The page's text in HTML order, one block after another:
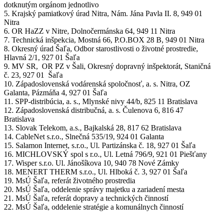
dotknutým orgánom jednotlivo
5. Krajský pamiatkový úrad Nitra, Nám. Jána Pavla II. 8, 949 01
Nitra
6. OR HaZZ v Nitre, Dolnočermánska 64, 949 11 Nitra
7. Technická inšpekcia, Mostná 66, P.O.BOX 28 B, 949 01 Nitra
8. Okresný úrad Šaľa, Odbor starostlivosti o životné prostredie,
Hlavná 2/1, 927 01 Šaľa
9. MV SR, OR PZ v Šali, Okresný dopravný inšpektorát, Staničná
č. 23, 927 01 Šaľa
10. Západoslovenská vodárenská spoločnosť, a. s. Nitra, OZ
Galanta, Pázmáňa 4, 927 01 Šaľa
11. SPP-distribúcia, a. s., Mlynské nivy 44/b, 825 11 Bratislava
12. Západoslovenská distribučná, a. s. Čulenova 6, 816 47
Bratislava
13. Slovak Telekom, a.s., Bajkalská 28, 817 62 Bratislava
14. CableNet s.r.o., Slnečná 535/19, 924 01 Galanta
15. Salamon Internet, s.r.o., Ul. Partizánska č. 18, 927 01 Šaľa
16. MICHLOVSKÝ spol s r.o., Ul. Letná 796/9, 921 01 Piešťany
17. Wisper s.r.o. Ul. Jánošíkova 10, 940 78 Nové Zámky
18. MENERT THERM s.r.o., Ul. Hlboká č. 3, 927 01 Šaľa
19. MsÚ Šaľa, referát životného prostredia
20. MsÚ Šaľa, oddelenie správy majetku a zariadení mesta
21. MsÚ Šaľa, referát dopravy a technických činností
22. MsÚ Šaľa, oddelenie stratégie a komunálnych činností